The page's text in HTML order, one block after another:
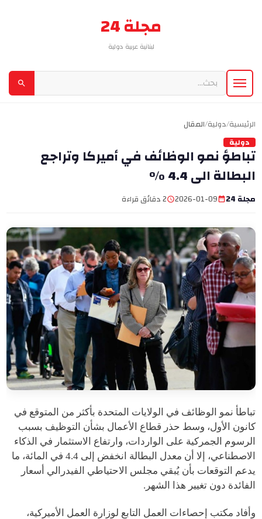
مجلة 24
لبنانية عربية دولية
الرئيسية/دولية/المقال
دولية
تباطؤ نمو الوظائف في أميركا وتراجع
البطالة الى 4.4 %
مجلة 24 2026-01-09 2 دقائق قراءة
تباطأ نمو الوظائف في الولايات المتحدة بأكثر من المتوقع في
كانون الأول، وسط حذر قطاع الأعمال بشأن التوظيف بسبب
الرسوم الجمركية على الواردات، وارتفاع الاستثمار في الذكاء
الاصطناعي، إلا أن معدل البطالة انخفض إلى 4.4 في المائة، ما
يدعم التوقعات بأن يُبقي مجلس الاحتياطي الفيدرالي أسعار
الفائدة دون تغيير هذا الشهر.
وأفاد مكتب إحصاءات العمل التابع لوزارة العمل الأميركية،